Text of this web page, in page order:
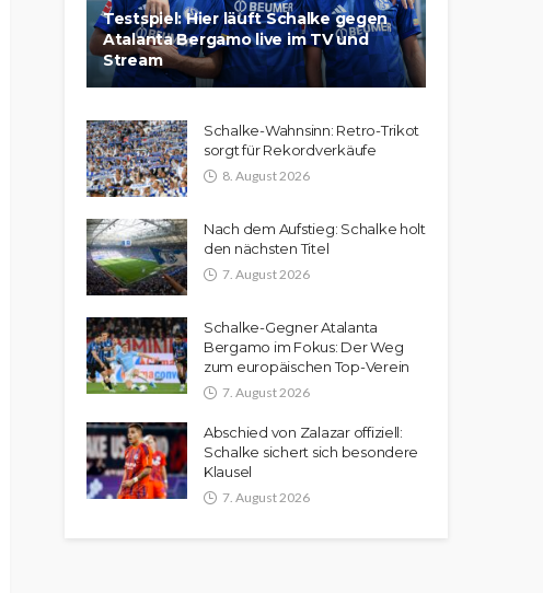
Testspiel: Hier läuft Schalke gegen
Atalanta Bergamo live im TV und
Stream
Schalke-Wahnsinn: Retro-Trikot
sorgt für Rekordverkäufe
8. August 2026
Nach dem Aufstieg: Schalke holt
den nächsten Titel
7. August 2026
Schalke-Gegner Atalanta
Bergamo im Fokus: Der Weg
zum europäischen Top-Verein
7. August 2026
Abschied von Zalazar offiziell:
Schalke sichert sich besondere
Klausel
7. August 2026